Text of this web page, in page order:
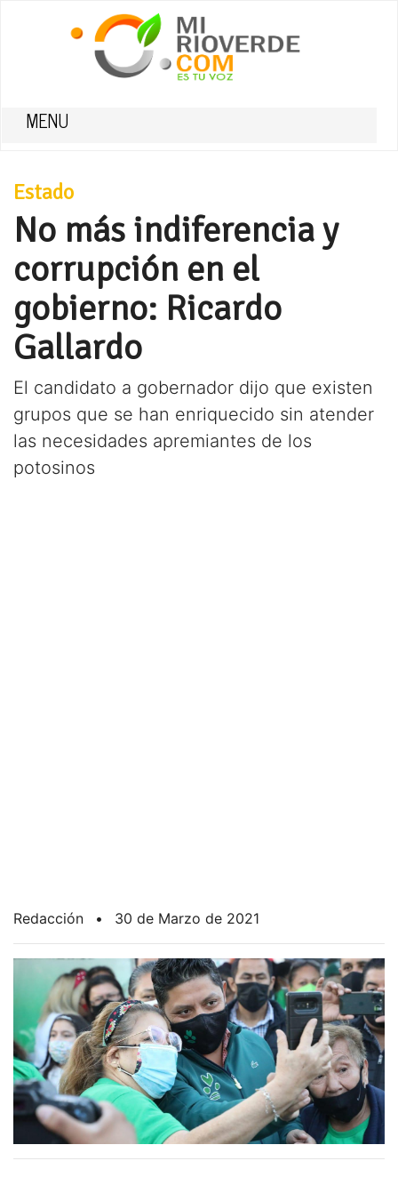
MENU
Estado
No más indiferencia y
corrupción en el
gobierno: Ricardo
Gallardo
El candidato a gobernador dijo que existen
grupos que se han enriquecido sin atender
las necesidades apremiantes de los
potosinos
Redacción • 30 de Marzo de 2021